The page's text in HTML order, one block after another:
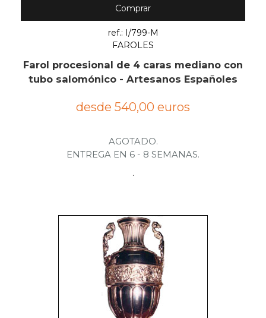
Comprar
ref.: I/799-M
FAROLES
Farol procesional de 4 caras mediano con
tubo salomónico - Artesanos Españoles
desde 540,00 euros
AGOTADO.
ENTREGA EN 6 - 8 SEMANAS.
.